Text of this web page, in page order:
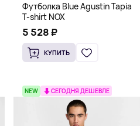
Футболка Blue Agustin Tapia
T-shirt NOX
5 528 ₽
КУПИТЬ
NEW СЕГОДНЯ ДЕШЕВЛЕ